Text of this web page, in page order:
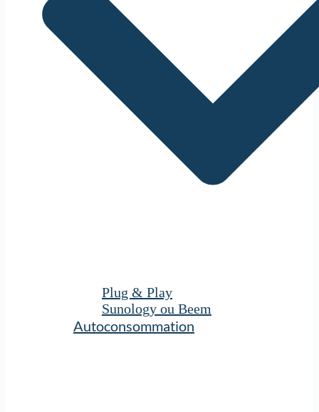
Plug & Play
Sunology ou Beem
Autoconsommation